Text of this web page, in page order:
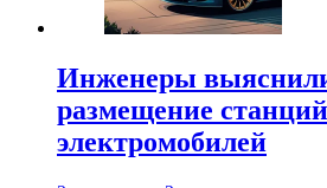
Инженеры
размещение
электромобилей